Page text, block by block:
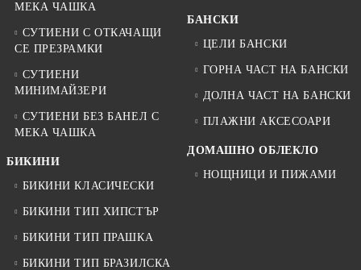
МЕКА ЧАШКА
СУТИЕНИ С ОТКАЧАЩИ
СЕ ПРЕЗРАМКИ
СУТИЕНИ
МИНИМАЙЗЕРИ
СУТИЕНИ БЕЗ БАНЕЛ С
МЕКА ЧАШКА
БИКИНИ
БИКИНИ КЛАСИЧЕСКИ
БИКИНИ ТИП ХИПСТЪР
БИКИНИ ТИП ПРАШКА
БИКИНИ ТИП БРАЗИЛСКА
БАНСКИ
ЦЕЛИ БАНСКИ
ГОРНА ЧАСТ НА БАНСКИ
ДОЛНА ЧАСТ НА БАНСКИ
ПЛАЖНИ АКСЕСОАРИ
ДОМАШНО ОБЛЕКЛО
НОЩНИЦИ И ПИЖАМИ